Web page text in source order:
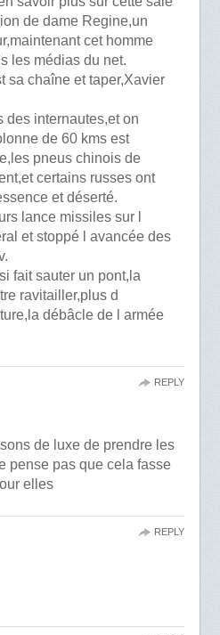
de dame Regine,un
cet homme
les médias du net.
sa chaîne et taper,Xavier
des internautes,et on
de 60 kms est
pneus chinois de
certains russes ont
et déserté.
lance missiles sur l
et stoppé l avancée des
fait sauter un pont,la
ravitailler,plus d
débâcle de l armée
de luxe de prendre les
pense pas que cela fasse
elles
REPLY
REPLY